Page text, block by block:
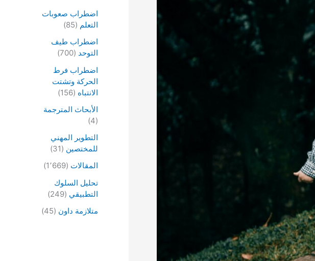
اضطراب صعوبات
التعلم (85)
اضطراب طيف
التوحد (700)
اضطراب فرط
الحركة وتشتت
الانتباه (156)
الأبحاث المترجمة
(4)
التطوير المهني
للمختصين (31)
المقالات (1٬669)
تحليل السلوك
التطبيقي (249)
متلازمة داون (45)